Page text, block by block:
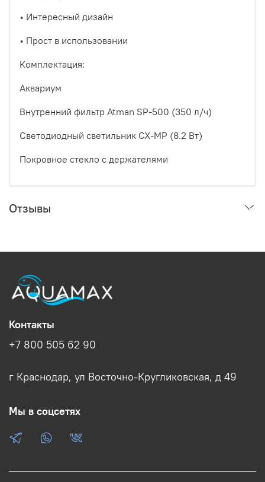
• Интересный дизайн
• Прост в использовании
Комплектация:
Аквариум
Внутренний фильтр Atman SP-500 (350 л/ч)
Светодиодный светильник CX-MP (8.2 Вт)
Покровное стекло с держателями
Отзывы
Контакты
+7 800 505 62 90
г Краснодар, ул Восточно-Кругликовская, д 49
Мы в соцсетях